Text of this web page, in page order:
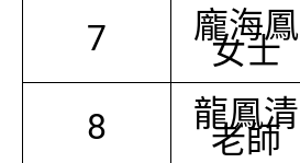
7 龐海鳳
女士
8 龍鳳清
老師